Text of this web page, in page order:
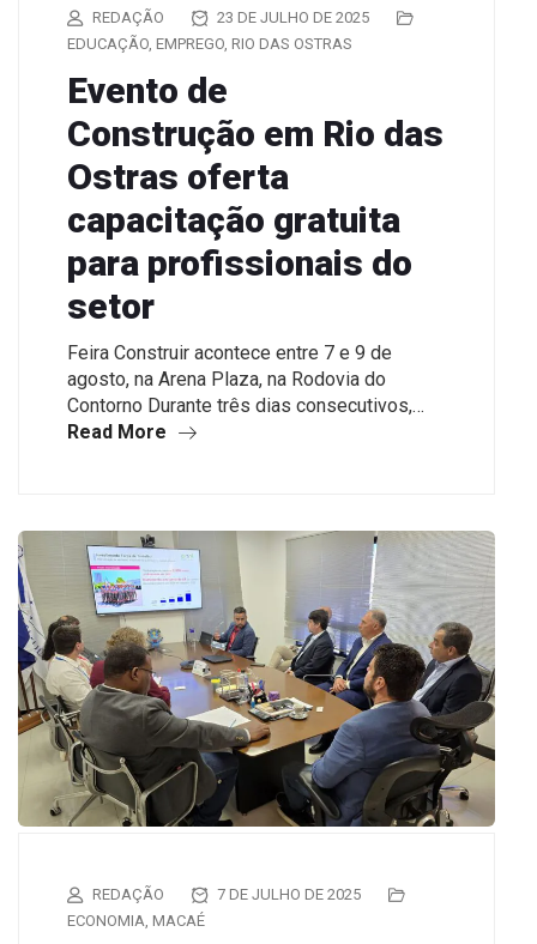
REDAÇÃO
23 DE JULHO DE 2025
EDUCAÇÃO, EMPREGO, RIO DAS OSTRAS
Evento de
Construção em Rio das
Ostras oferta
capacitação gratuita
para profissionais do
setor
Feira Construir acontece entre 7 e 9 de
agosto, na Arena Plaza, na Rodovia do
Contorno Durante três dias consecutivos,…
Read More
REDAÇÃO
7 DE JULHO DE 2025
ECONOMIA MACAÉ